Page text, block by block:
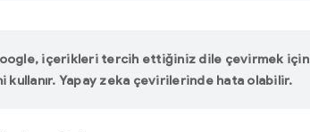
içerikleri tercih ettiğiniz dile çevirmek için
Yapay zeka çevirilerinde hata olabilir.